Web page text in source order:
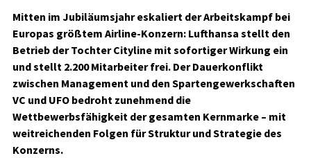
Mitten im Jubiläumsjahr eskaliert der Arbeitskampf bei
Europas größtem Airline-Konzern: Lufthansa stellt den
Betrieb der Tochter Cityline mit sofortiger Wirkung ein
und stellt 2.200 Mitarbeiter frei. Der Dauerkonflikt
zwischen Management und den Spartengewerkschaften
VC und UFO bedroht zunehmend die
Wettbewerbsfähigkeit der gesamten Kernmarke – mit
weitreichenden Folgen für Struktur und Strategie des
Konzerns.